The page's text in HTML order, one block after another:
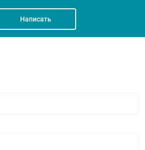
Написать